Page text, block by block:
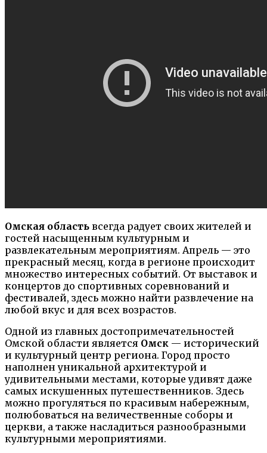
Омская область всегда радует своих жителей и
гостей насыщенным культурным и
развлекательным мероприятиям. Апрель — это
прекрасный месяц, когда в регионе происходит
множество интересных событий. От выставок и
концертов до спортивных соревнований и
фестивалей, здесь можно найти развлечение на
любой вкус и для всех возрастов.
Одной из главных достопримечательностей
Омской области является Омск — исторический
и культурный центр региона. Город просто
наполнен уникальной архитектурой и
удивительными местами, которые удивят даже
самых искушенных путешественников. Здесь
можно прогуляться по красивым набережным,
полюбоваться на величественные соборы и
церкви, а также насладиться разнообразными
культурными мероприятиями.